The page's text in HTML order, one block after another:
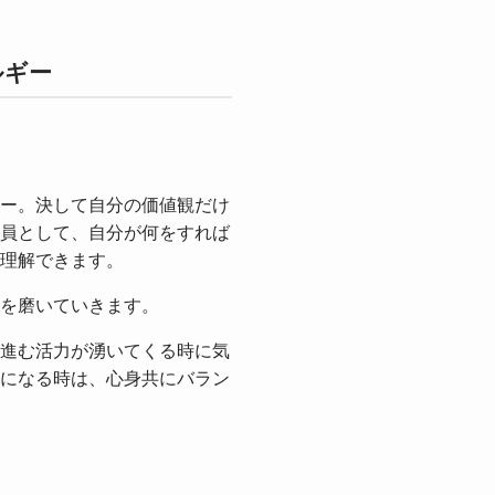
ー
。決して自分の価値観だけ
として、自分が何をすれば
解できます。
磨いていきます。
む活力が湧いてくる時に気
なる時は、心身共にバラン